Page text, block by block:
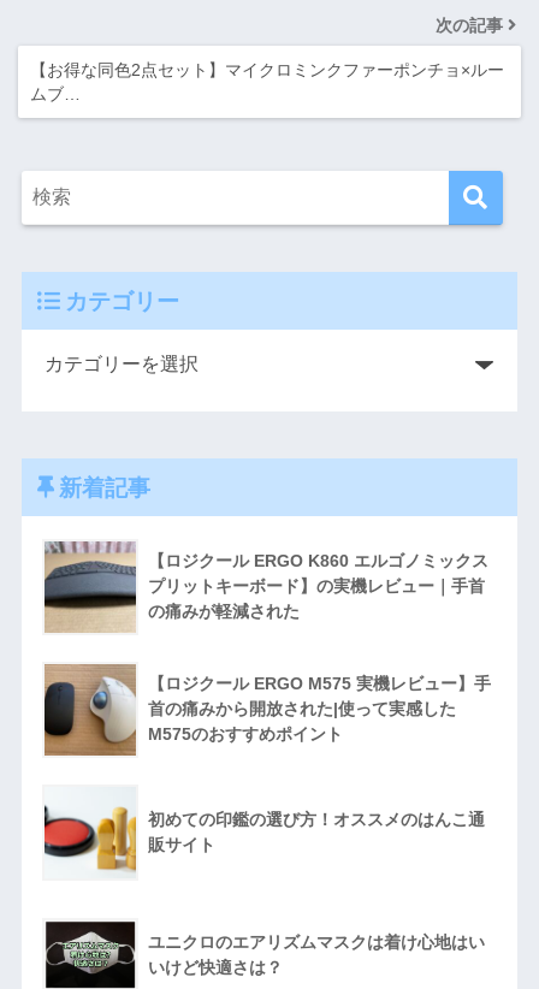
次の記事
【お得な同色2点セット】マイクロミンクファーポンチョ×ルー
ムブ…
カテゴリー
新着記事
【ロジクール ERGO K860 エルゴノミックス
プリットキーボード】の実機レビュー｜手首
の痛みが軽減された
【ロジクール ERGO M575 実機レビュー】手
首の痛みから開放された|使って実感した
M575のおすすめポイント
初めての印鑑の選び方！オススメのはんこ通
販サイト
ユニクロのエアリズムマスクは着け心地はい
いけど快適さは？